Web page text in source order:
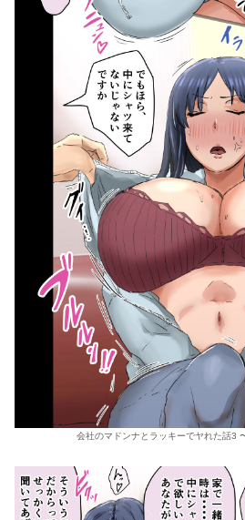
会社のマドンナとラッキーでヤれた話3